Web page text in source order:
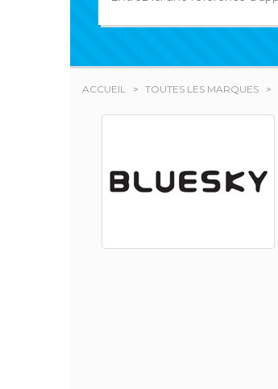
ACCUEIL TOUTES LES MARQUES